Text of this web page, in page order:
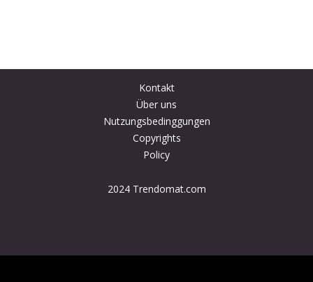
Kontakt
Über uns
Nutzungsbedinggungen
Copyrights
Policy
2024 Trendomat.com